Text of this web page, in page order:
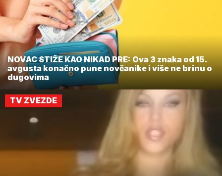
NOVAC STIŽE KAO NIKAD PRE: Ova 3 znaka od 15.
avgusta konačno pune novčanike i više ne brinu o
dugovima
TV ZVEZDE